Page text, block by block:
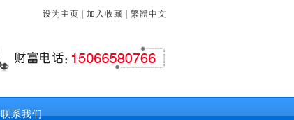
设为主页 加入收藏 繁體中文
联系我们